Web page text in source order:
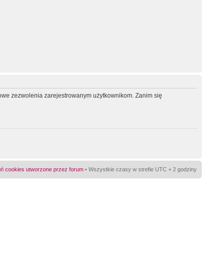
zezwolenia zarejestrowanym użytkownikom. Zanim się
cookies utworzone przez forum • Wszystkie czasy w strefie UTC + 2 godziny